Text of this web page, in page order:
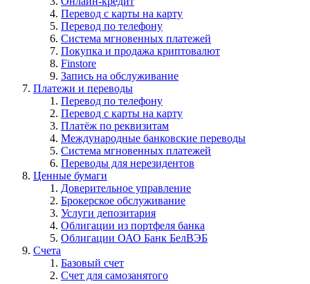
Перевод с карты на карту
Перевод по телефону
Система мгновенных платежей
Покупка и продажа криптовалют
Finstore
Запись на обслуживание
Платежи и переводы
Перевод по телефону
Перевод с карты на карту
Платёж по реквизитам
Международные банковские переводы
Система мгновенных платежей
Переводы для нерезидентов
Ценные бумаги
Доверительное управление
Брокерское обслуживание
Услуги депозитария
Облигации из портфеля банка
Облигации ОАО Банк БелВЭБ
Счета
Базовый счет
Счет для самозанятого